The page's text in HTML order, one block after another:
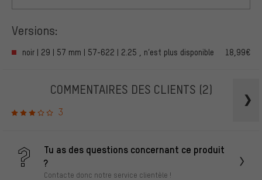
Versions:
noir | 29 | 57 mm | 57-622 | 2.25 , n’est plus disponible 18,99€
COMMENTAIRES DES CLIENTS (2)
3
Tu as des questions concernant ce produit
?
Contacte donc notre service clientèle !